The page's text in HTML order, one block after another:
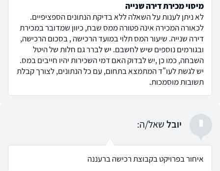
מיסוי מכירת דירה שנייה
לא ניתן לענות על השאלה ללא בדיקת הנתונים הספציפיים.
לכאורה המכירה אינה פטורה ממס שבח, כיוון שמדובר במכירת
דירה שנייה. שיעור המס תלוי במועד הרכישה , בסכום הרכישה,
ובגורמים נוספים שיש לחשבם. יש לברר גם חלות של היטל
השבחה, כמו כן ,יש לבדוק האם דמי השכירות יהיו חייבים במס.
יש לגשת לעו"ד המתמצא בתחום, עם כל הנתונים, לצורך קבלת
תשובות מוסמכות.
י יובלשאל/ה:
איחור בפרויקט בקבוצת רכישה ברעננה